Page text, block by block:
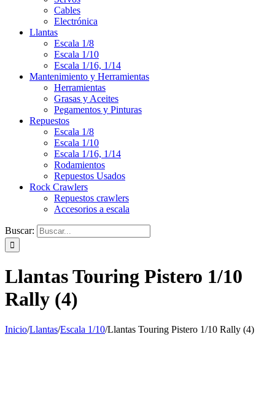
Cables
Electrónica
Llantas
Escala 1/8
Escala 1/10
Escala 1/16, 1/14
Mantenimiento y Herramientas
Herramientas
Grasas y Aceites
Pegamentos y Pinturas
Repuestos
Escala 1/8
Escala 1/10
Escala 1/16, 1/14
Rodamientos
Repuestos Usados
Rock Crawlers
Repuestos crawlers
Accesorios a escala
Buscar:
Llantas Touring Pistero 1/10
Rally (4)
Inicio/Llantas/Escala 1/10/Llantas Touring Pistero 1/10 Rally (4)